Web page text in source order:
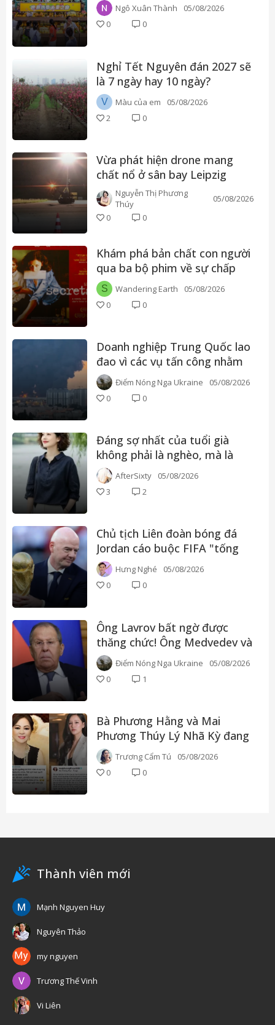
Ngô Xuân Thành
05/08/2026
0
0
Nghỉ Tết Nguyên đán 2027 sẽ
là 7 ngày hay 10 ngày?
V Màu của em
05/08/2026
2
0
Vừa phát hiện drone mang
chất nổ ở sân bay Leipzig
Airport, Đức
Nguyễn Thị Phương
Thúy
05/08/2026
0
0
Khám phá bản chất con người
qua ba bộ phim về sự chấp
nhận, ham muốn và lý tưởng
S Wandering Earth
05/08/2026
0
0
Doanh nghiệp Trung Quốc lao
đao vì các vụ tấn công nhằm
vào kho hàng ở Nga, nhiều
đơn vị phải xả kho cắt lỗ
Điểm Nóng Nga Ukraine
05/08/2026
0
0
Đáng sợ nhất của tuổi già
không phải là nghèo, mà là
điều này
AfterSixty
05/08/2026
3
2
Chủ tịch Liên đoàn bóng đá
Jordan cáo buộc FIFA "tống
tiền" để gây áp lực dư luận
Hưng Nghé
05/08/2026
0
0
Ông Lavrov bất ngờ được
thăng chức! Ông Medvedev và
ông Shoigu đều bị loại - Putin
đang tính toán điều gì vậy?
Điểm Nóng Nga Ukraine
05/08/2026
0
1
Bà Phương Hằng và Mai
Phương Thúy Lý Nhã Kỳ đang
có chuyện gì với nhau vậy?
Trương Cẩm Tú
05/08/2026
0
0
Thành viên mới
Mạnh Nguyen Huy
Nguyên Thảo
my nguyen
Trương Thế Vinh
Vi Liên